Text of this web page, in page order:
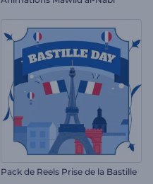
Pack de Reels Prise de la Bastille